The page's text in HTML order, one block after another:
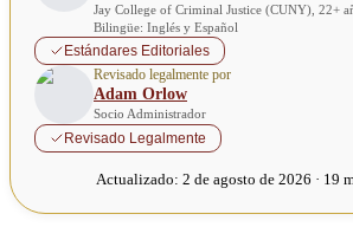
Jay College of Criminal Justice (CUNY), 22+
Bilingüe: Inglés y Español
Estándares Editoriales
Revisado legalmente por
Adam Orlow
Socio Administrador
Revisado Legalmente
Actualizado: 2 de agosto de 2026 · 19